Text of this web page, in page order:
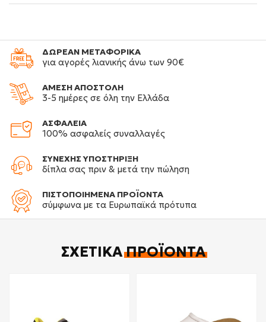
ΔΩΡΕΑΝ ΜΕΤΑΦΟΡΙΚΑ
για αγορές λιανικής άνω των 90€
ΑΜΕΣΗ ΑΠΟΣΤΟΛΗ
3-5 ημέρες σε όλη την Ελλάδα
ΑΣΦΑΛΕΙΑ
100% ασφαλείς συναλλαγές
ΣΥΝΕΧΗΣ ΥΠΟΣΤΗΡΙΞΗ
δίπλα σας πριν & μετά την πώληση
ΠΙΣΤΟΠΟΙΗΜΕΝΑ ΠΡΟΪΟΝΤΑ
σύμφωνα με τα Ευρωπαϊκά πρότυπα
ΣΧΕΤΙΚΆΠΡΟΪΌΝΤΑ